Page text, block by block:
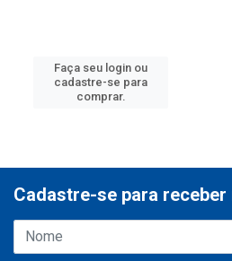
Faça seu login ou
cadastre-se para
comprar.
Cadastre-se para